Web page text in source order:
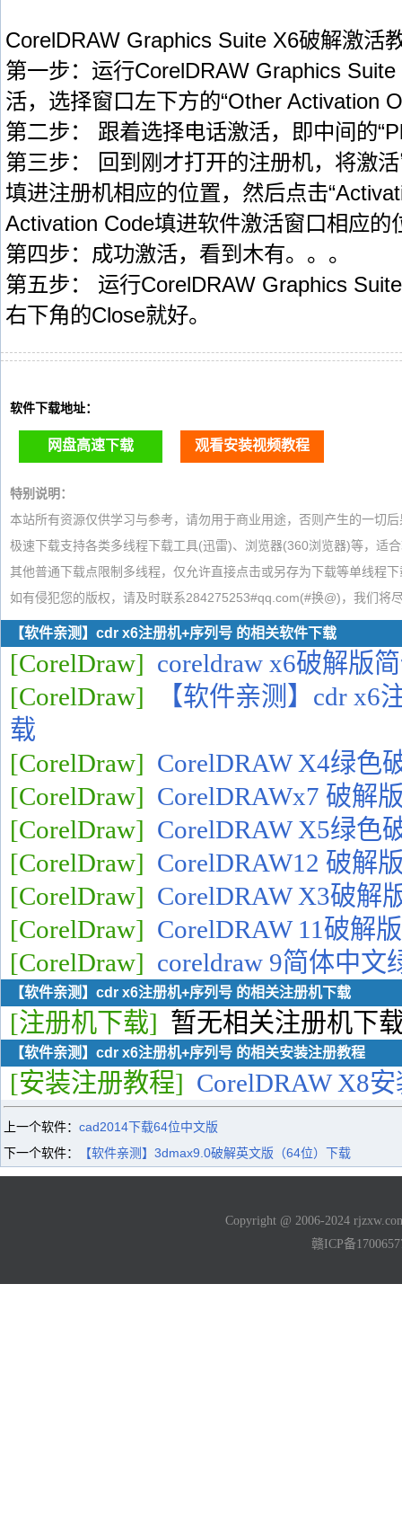
CorelDRAW Graphics Suite X6破解激活
第一步：运行CorelDRAW Graphics
活，选择窗口左下方的“Other Activation
第二步： 跟着选择电话激活，即中间的
第三步： 回到刚才打开的注册机，将激
填进注册机相应的位置，然后点击
Activation Code填进软件激活窗口相应的
第四步：成功激活，看到木有。。。
第五步： 运行CorelDRAW Graphics
右下角的Close就好。
软件下载地址：
网盘高速下载 观看安装视频教程
特别说明：
本站所有资源仅供学习与参考，请勿用于商业用途，否则产生的一切
极速下载支持各类多线程下载工具(迅雷)、浏览器(360浏览器)等，适
其他普通下载点限制多线程，仅允许直接点击或另存为下载等单线程
如有侵犯您的版权，请及时联系284275253#qq.com(#换@)，我们将
【软件亲测】cdr x6注册机+序列号 的相关软件下载
[CorelDraw] coreldraw x6破解版
[CorelDraw]
【软件亲测】cdr x6
载
[CorelDraw] CorelDRAW X4绿色
[CorelDraw] CorelDRAWx7 破解
[CorelDraw] CorelDRAW X5绿色
[CorelDraw] CorelDRAW12 破解
[CorelDraw] CorelDRAW X3破解
[CorelDraw] CorelDRAW 11破解
[CorelDraw] coreldraw 9简体中
【软件亲测】cdr x6注册机+序列号 的相关注册机下载
[注册机下载] 暂无相关注册机下
【软件亲测】cdr x6注册机+序列号 的相关安装注册教程
[安装注册教程] CorelDRAW X8
上一个软件： cad2014下载64位中文版
下一个软件：
【软件亲测】3dmax9.0破解英文版（64位）下载
Copyright @ 2006-2024
赣ICP备